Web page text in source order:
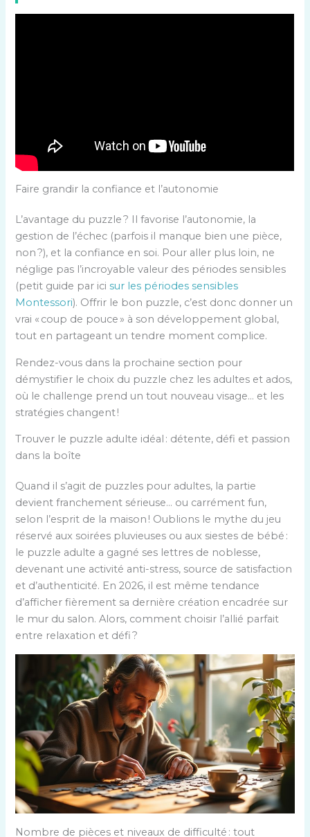
Faire grandir la confiance et l’autonomie
L’avantage du puzzle ? Il favorise l’autonomie, la
gestion de l’échec (parfois il manque bien une pièce,
non ?), et la confiance en soi. Pour aller plus loin, ne
néglige pas l’incroyable valeur des périodes sensibles
(petit guide par icisur les périodes sensibles
Montessori). Offrir le bon puzzle, c’est donc donner un
vrai « coup de pouce » à son développement global,
tout en partageant un tendre moment complice.
Rendez-vous dans la prochaine section pour
démystifier le choix du puzzle chez les adultes et ados,
où le challenge prend un tout nouveau visage… et les
stratégies changent !
Trouver le puzzle adulte idéal : détente, défi et passion
dans la boîte
Quand il s’agit de puzzles pour adultes, la partie
devient franchement sérieuse… ou carrément fun,
selon l’esprit de la maison ! Oublions le mythe du jeu
réservé aux soirées pluvieuses ou aux siestes de bébé :
le puzzle adulte a gagné ses lettres de noblesse,
devenant une activité anti-stress, source de satisfaction
et d’authenticité. En 2026, il est même tendance
d’afficher fièrement sa dernière création encadrée sur
le mur du salon. Alors, comment choisir l’allié parfait
entre relaxation et défi ?
Nombre de pièces et niveaux de difficulté : tout